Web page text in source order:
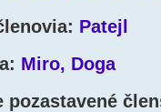
Patejl
Miro, Doga
pozastavené